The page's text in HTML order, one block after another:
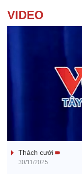
VIDEO
Thách cưới
30/11/2025